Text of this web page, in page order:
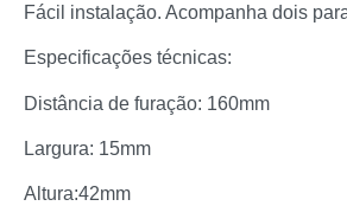
Fácil instalação. Acompanha dois
Especificações técnicas:
Distância de furação: 160mm
Largura: 15mm
Altura:42mm